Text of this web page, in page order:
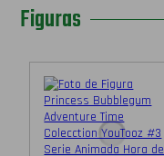
Figuras